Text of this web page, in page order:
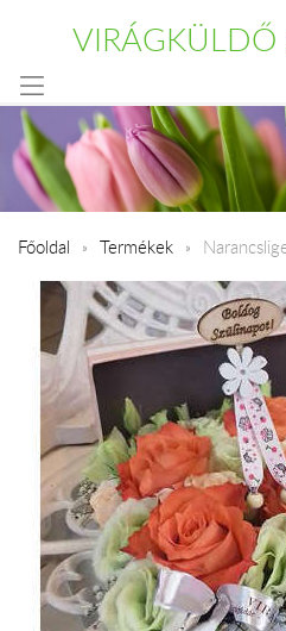
VIRÁGKÜLDŐ
Főoldal Termékek